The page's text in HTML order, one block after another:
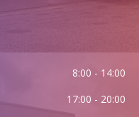
8:00 - 14:00
17:00 - 20:00